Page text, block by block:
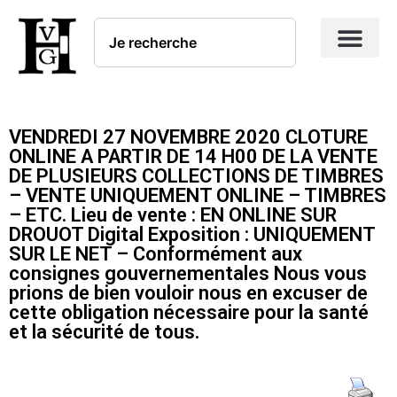
VENDREDI 27 NOVEMBRE 2020 CLOTURE
ONLINE A PARTIR DE 14 H00 DE LA VENTE
DE PLUSIEURS COLLECTIONS DE TIMBRES
– VENTE UNIQUEMENT ONLINE – TIMBRES
– ETC. Lieu de vente : EN ONLINE SUR
DROUOT Digital Exposition : UNIQUEMENT
SUR LE NET – Conformément aux
consignes gouvernementales Nous vous
prions de bien vouloir nous en excuser de
cette obligation nécessaire pour la santé
et la sécurité de tous.